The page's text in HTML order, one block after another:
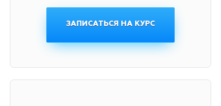
ЗАПИСАТЬСЯ НА КУРС